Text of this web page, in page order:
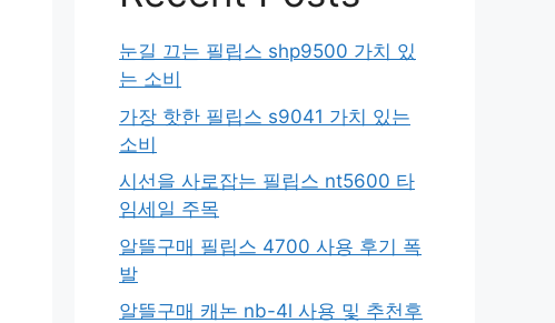
눈길 끄는 필립스 shp9500 가치 있
는 소비
가장 핫한 필립스 s9041 가치 있는
소비
시선을 사로잡는 필립스 nt5600 타
임세일 주목
알뜰구매 필립스 4700 사용 후기 폭
발
알뜰구매 캐논 nb-4l 사용 및 추천후